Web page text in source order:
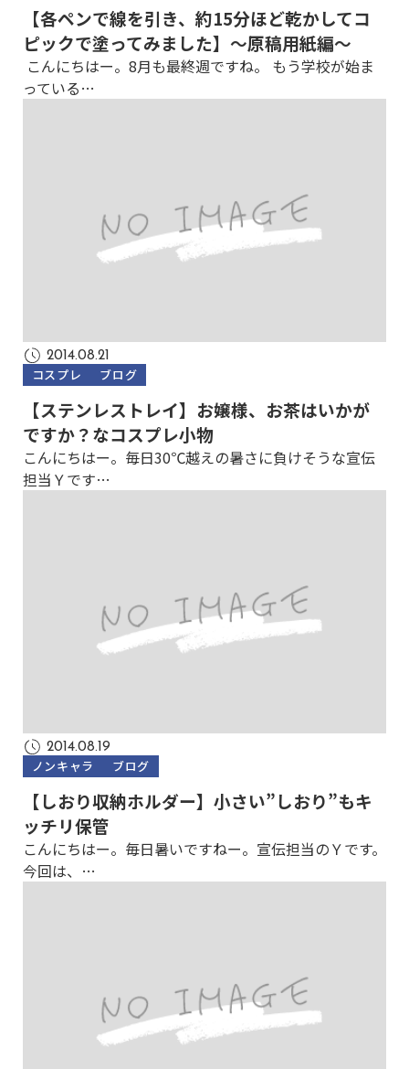
【各ペンで線を引き、約15分ほど乾かしてコ
ピックで塗ってみました】～原稿用紙編～
こんにちはー。8月も最終週ですね。 もう学校が始ま
っている…
2014.08.21
コスプレ ブログ
【ステンレストレイ】お嬢様、お茶はいかが
ですか？なコスプレ小物
こんにちはー。毎日30℃越えの暑さに負けそうな宣伝
担当Ｙです…
2014.08.19
ノンキャラ ブログ
【しおり収納ホルダー】小さい”しおり”もキ
ッチリ保管
こんにちはー。毎日暑いですねー。宣伝担当のＹです。
今回は、…